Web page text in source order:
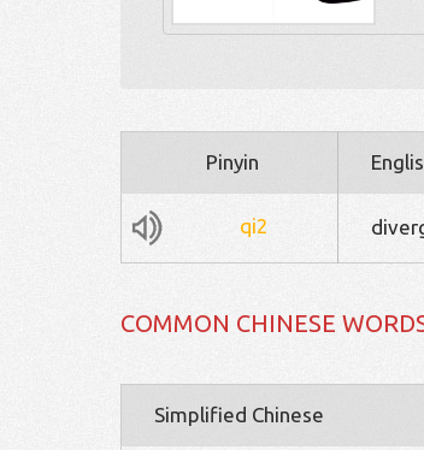
Pinyin
qi2
COMMON CHINESE
Simplified Chinese